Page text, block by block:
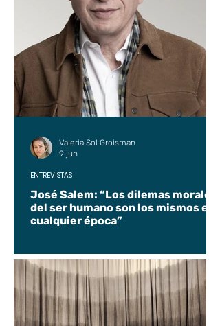
José Salem: “Los dilemas morales
del ser humano son los mismos en
cualquier época”
ENTREVISTAS
Valeria Sol Groisman
9 jun